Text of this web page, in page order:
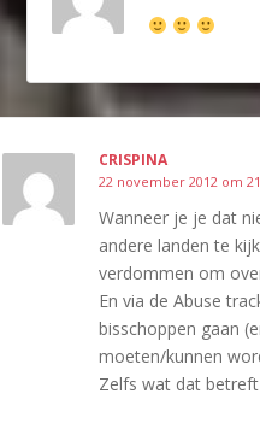
CRISPINA
22 november 2012 om
Wanneer je je dat
andere landen te
verdommen om
En via de Abuse
bisschoppen gaan
moeten/kunnen
Zelfs wat dat